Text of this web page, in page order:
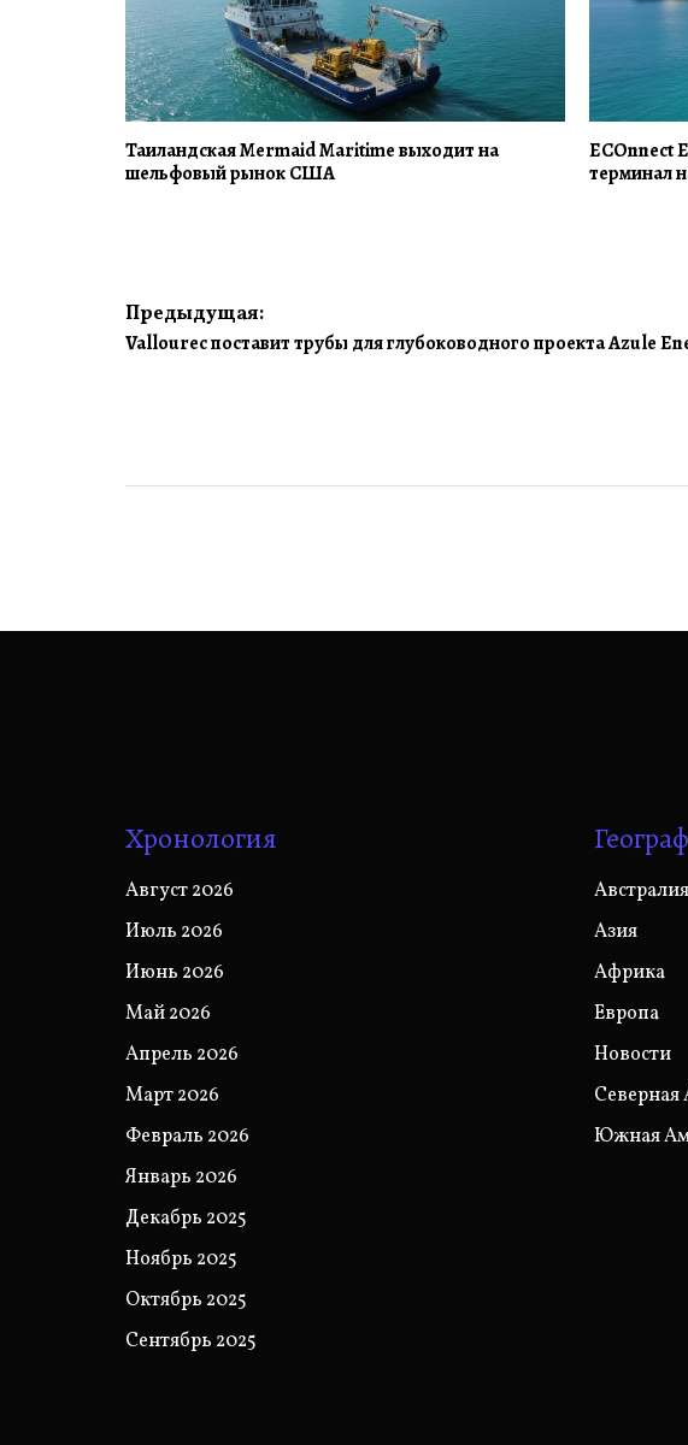
Таиландская Mermaid Maritime выходит на
шельфовый рынок США
ECOnnect
терминал
Навигация
Предыдущая:
Vallourec поставит трубы для глубоководного проекта Azule
Хронология
Август 2026
Июль 2026
Июнь 2026
Май 2026
Апрель 2026
Март 2026
Февраль 2026
Январь 2026
Декабрь 2025
Ноябрь 2025
Октябрь 2025
Сентябрь 2025
Австралия
Азия
Африка
Европа
Новости
Северная
Южная